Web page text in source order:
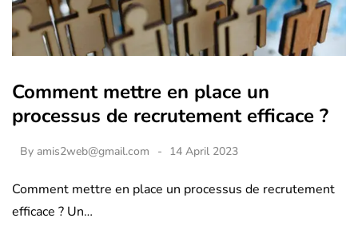
Comment mettre en place un
processus de recrutement efficace ?
By amis2web@gmail.com 14 April 2023
Comment mettre en place un processus de recrutement
efficace ? Un…